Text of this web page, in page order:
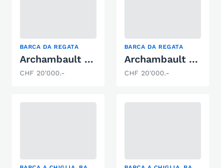
BARCA DA REGATA
Archambault Surprise 181
CHF 20'000.-
BARCA DA REGATA
Archambault Surprise
CHF 20'000.-